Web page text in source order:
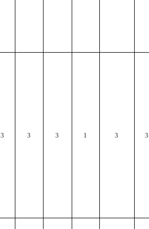
3 3 3 1 3 3